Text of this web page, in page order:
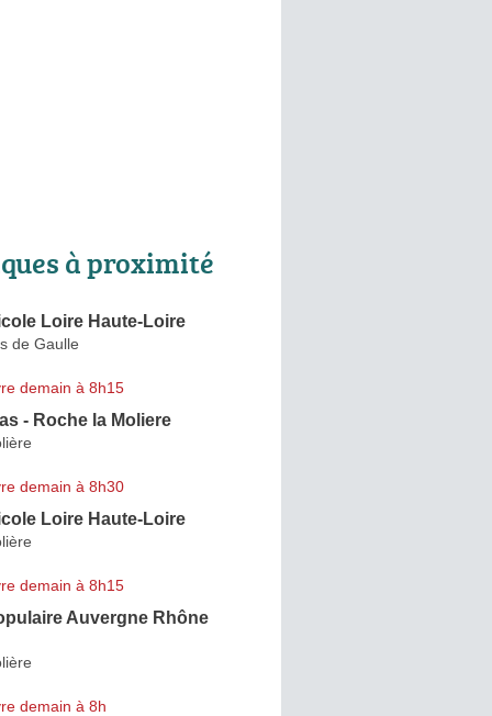
à proximité
Loire Haute-Loire
de Gaulle
demain à 8h15
- Roche la Moliere
demain à 8h30
Loire Haute-Loire
demain à 8h15
Auvergne Rhône
demain à 8h